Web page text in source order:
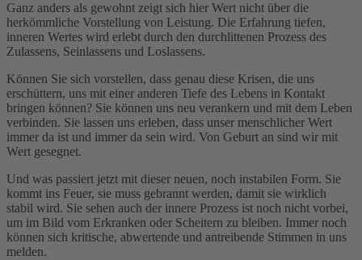
Ganz anders als gewohnt zeigt sich hier Wert nicht über die
herkömmliche Vorstellung von Leistung. Die Erfahrung tiefen,
inneren Wertes wird erlebt durch den durchlittenen Prozess des
Zulassens, Seinlassens und Loslassens.
Können Sie sich vorstellen, dass genau diese Krisen, die uns
erschüttern, uns mit einer anderen Tiefe des Lebens in Kontakt
bringen können? Sie können uns neu verankern und mit dem Leben
verbinden. Sie lassen uns erleben, dass unser menschlicher Wert
immer da ist und immer da sein wird. Von Geburt an sind wir mit
Wert gesegnet.
Und was passiert jetzt mit dieser neuen, noch instabilen Form. Sie
kommt ins Feuer, sie muss gebrannt werden, damit sie wirklich
stabil wird. Sie sehen auch der innere Prozess ist noch nicht vorbei,
um im Bild vom Erkranken oder Scheitern zu bleiben. Immer noch
können sich kritische, abwertende und antreibende Stimmen in uns
melden.